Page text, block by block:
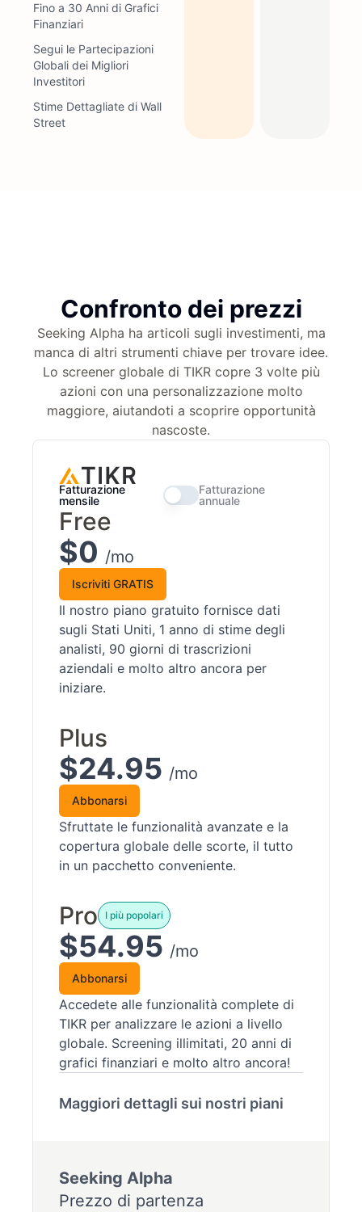
Fino a 30 Anni di Grafici
Finanziari
Segui le Partecipazioni
Globali dei Migliori
Investitori
Stime Dettagliate di Wall
Street
Confronto dei prezzi
Seeking Alpha ha articoli sugli investimenti, ma
manca di altri strumenti chiave per trovare idee.
Lo screener globale di TIKR copre 3 volte più
azioni con una personalizzazione molto
maggiore, aiutandoti a scoprire opportunità
nascoste.
Fatturazione
mensile
Fatturazione
annuale
Free
$0 /mo
Iscriviti GRATIS
Il nostro piano gratuito fornisce dati
sugli Stati Uniti, 1 anno di stime degli
analisti, 90 giorni di trascrizioni
aziendali e molto altro ancora per
iniziare.
Plus
$24.95 /mo
Abbonarsi
Sfruttate le funzionalità avanzate e la
copertura globale delle scorte, il tutto
in un pacchetto conveniente.
Pro I più popolari
$54.95 /mo
Abbonarsi
Accedete alle funzionalità complete di
TIKR per analizzare le azioni a livello
globale. Screening illimitati, 20 anni di
grafici finanziari e molto altro ancora!
Maggiori dettagli sui nostri piani
Seeking Alpha
Prezzo di partenza